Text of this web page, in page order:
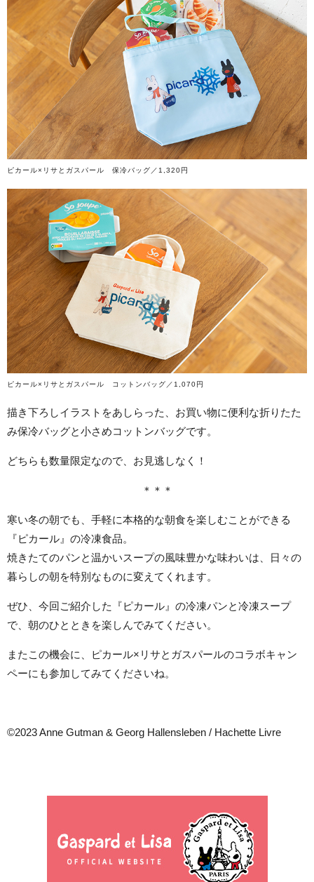
ピカール×リサとガスパール 保冷バッグ／1,320円
ピカール×リサとガスパール コットンバッグ／1,070円
描き下ろしイラストをあしらった、お買い物に便利な折りたた
み保冷バッグと小さめコットンバッグです。
どちらも数量限定なので、お見逃しなく！
＊＊＊
寒い冬の朝でも、手軽に本格的な朝食を楽しむことができる
『ピカール』の冷凍食品。
焼きたてのパンと温かいスープの風味豊かな味わいは、日々の
暮らしの朝を特別なものに変えてくれます。
ぜひ、今回ご紹介した『ピカール』の冷凍パンと冷凍スープ
で、朝のひとときを楽しんでみてください。
またこの機会に、ピカール×リサとガスパールのコラボキャン
ペーにも参加してみてくださいね。
©︎2023 Anne Gutman & Georg Hallensleben / Hachette Livre